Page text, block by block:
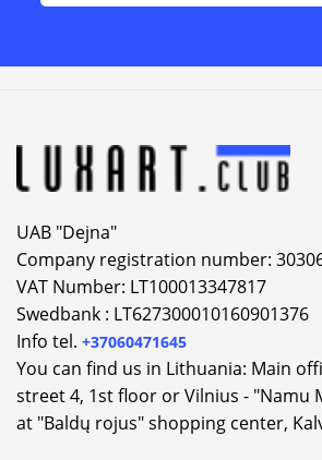
UAB "Dejna"
Company registration number:
VAT Number: LT100013347817
Swedbank : LT627300010160901376
Info tel. +37060471645
You can find us in Lithuania: Main
street 4, 1st floor or Vilnius - "Namu
at "Baldų rojus" shopping center,